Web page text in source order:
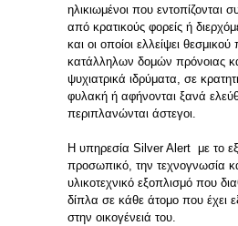
ηλικιωμένοι που εντοπίζονται
από κρατικούς φορείς ή
και οι οποίοι ελλείψει θεσμικού
κατάλληλων δομών πρόνοιας
ψυχιατρικά ιδρύματα, σε
φυλακή ή αφήνονται ξανά
περιπλανώνται άστεγοι.
Η υπηρεσία Silver Alert με το
προσωπικό, την τεχνογνωσία
υλικοτεχνικό εξοπλισμό που
δίπλα σε κάθε άτομο που έχει
στην οικογένειά του.